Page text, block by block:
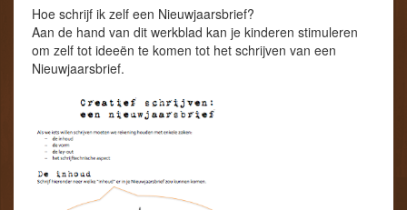
Hoe schrijf ik zelf een Nieuwjaarsbrief?
Aan de hand van dit werkblad kan je kinderen stimuleren
om zelf tot ideeën te komen tot het schrijven van een
Nieuwjaarsbrief.